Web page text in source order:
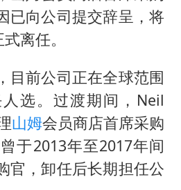
伊斯兰版北约来了吗
22岁女生独闯南太行失联12天
薛之谦杭州站演唱会取消
张本智和：零封向鹏不意外
今年第二强台风将带来多大影响
“准2万亿”之城点名支持三所大学
已向公司提交辞呈，将
离任。
目前公司正在全球范围
选。过渡期间，Neil
山姆会员商店首席采购
于2013年至2017年间
官，卸任后长期担任公